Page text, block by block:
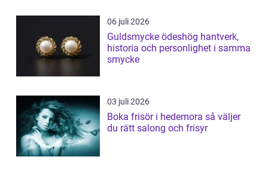
06 juli 2026
Guldsmycke ödeshög hantverk,
historia och personlighet i samma
smycke
03 juli 2026
Boka frisör i hedemora så väljer
du rätt salong och frisyr